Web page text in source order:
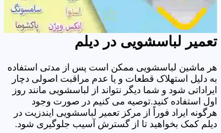
تعمیر لباسشویی در دیلم
هر ماشین لباسشویی ممکن است پس از مدتی استفاده
به دلیل استهلاک قطعات و یا عدم مراقبت اصولی دچار
ایراداتی شود و شما دیگر نتواند از لباسشویی مانند روز
اول استفاده کنید.توصیه می کنیم در صورت وجود
هرگونه ایراد فوراً از مرکز تعمیر لباسشویی ایندزیت در
دیلم کمک بخواهید تا از گسترش آسیب جلوگیری شود.